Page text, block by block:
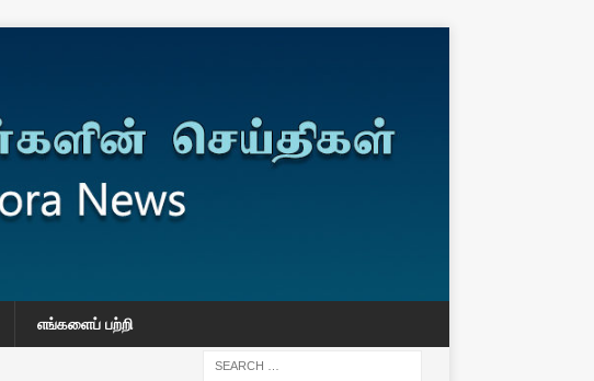
எங்களைப் பற்றி